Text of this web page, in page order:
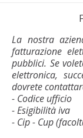
La nostra
fatturazione
pubblici. Se
elettronica,
dovrete
- Codice ufficio
- Esigibilità iva
- Cip - Cup